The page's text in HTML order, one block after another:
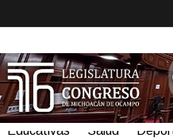
Educativas Salud